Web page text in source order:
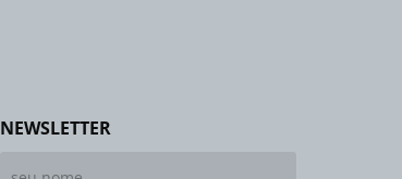
NEWSLETTER